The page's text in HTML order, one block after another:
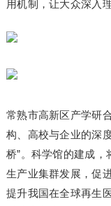
用机制，让大众深入
常熟市高新区产学研
构、高校与企业的深
桥”。科学馆的建成
生产业集群发展，促
提升我国在全球再生